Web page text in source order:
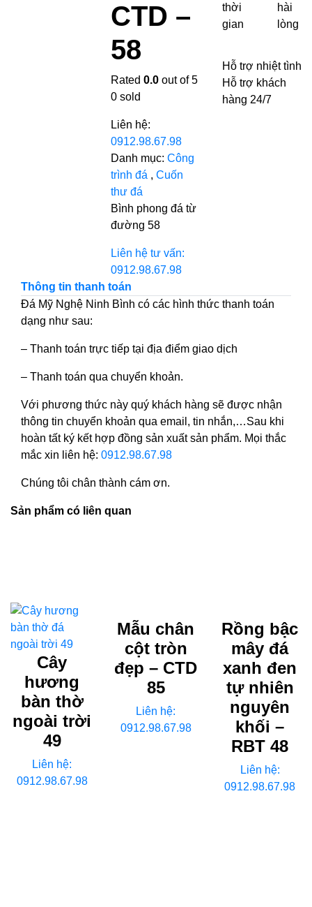
CTD –
58
Rated0.0 out of 5
0 sold
Liên hệ:
0912.98.67.98
Danh mục:Công
trình đá ,Cuốn
thư đá
Bình phong đá từ
đường 58
Liên hệ tư vấn:
0912.98.67.98
thời
gian
hài
lòng
Hỗ trợ nhiệt tình
Hỗ trợ khách
hàng 24/7
Thông tin thanh toán
Đá Mỹ Nghệ Ninh Bình có các hình thức thanh toán
dạng như sau:
– Thanh toán trực tiếp tại địa điểm giao dịch
– Thanh toán qua chuyển khoản.
Với phương thức này quý khách hàng sẽ được nhận
thông tin chuyển khoản qua email, tin nhắn,…Sau khi
hoàn tất ký kết hợp đồng sản xuất sản phẩm. Mọi thắc
mắc xin liên hệ: 0912.98.67.98
Chúng tôi chân thành cám ơn.
Sản phẩm có liên quan
Cây
hương
bàn thờ
ngoài trời
49
Liên hệ:
0912.98.67.98
Mẫu chân
cột tròn
đẹp – CTD
85
Liên hệ:
0912.98.67.98
Rồng bậc
mây đá
xanh đen
tự nhiên
nguyên
khối –
RBT 48
Liên hệ:
0912.98.67.98